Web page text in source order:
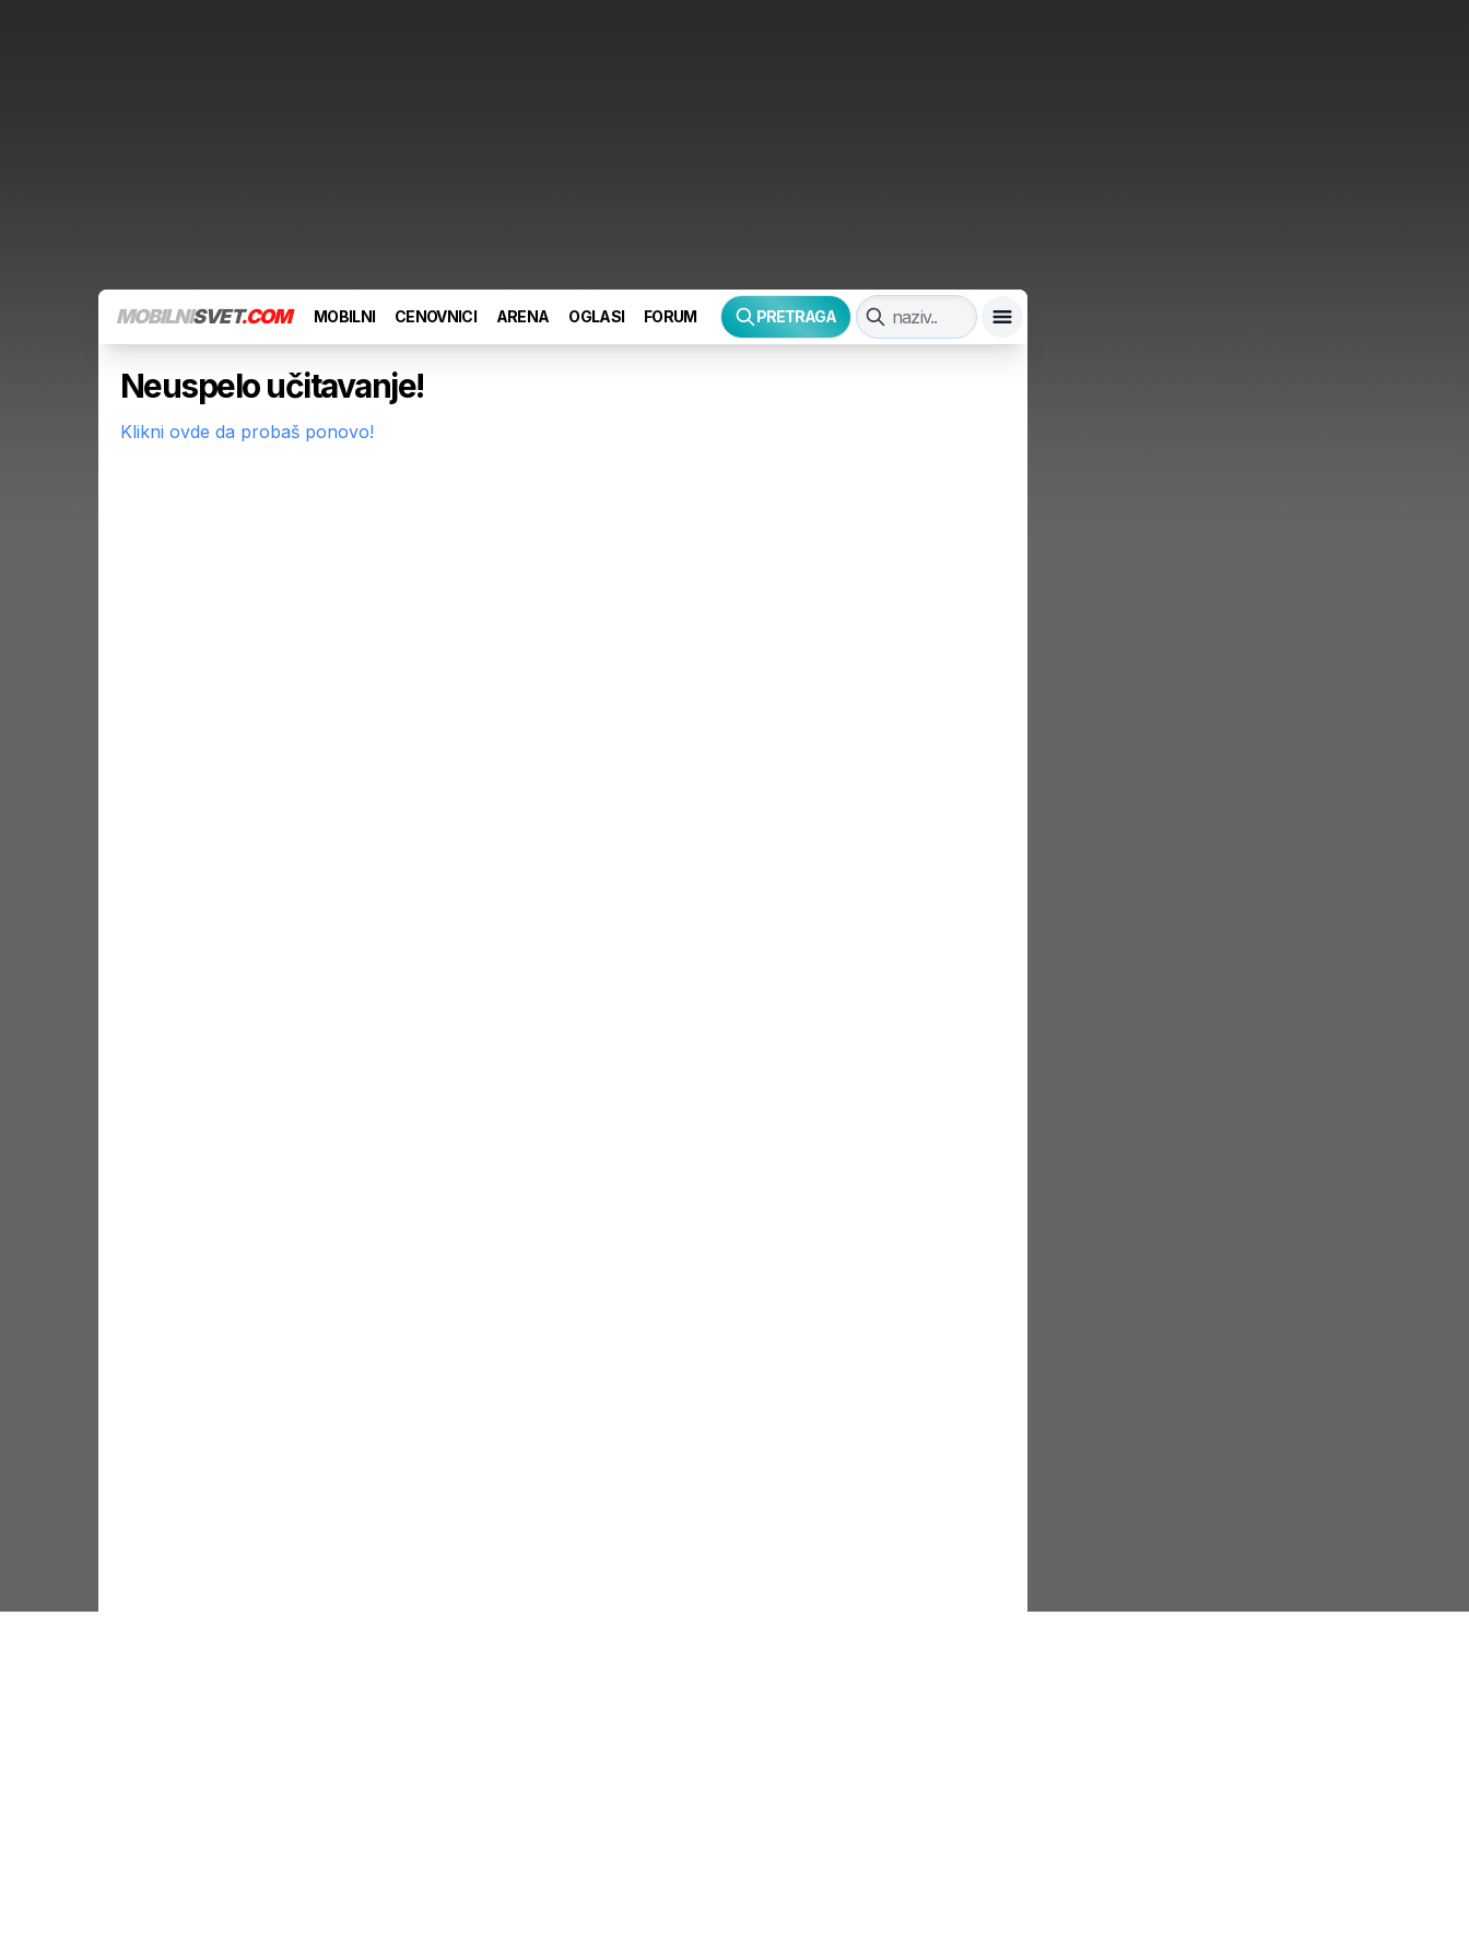
MOBILNISVET.COM MOBILNI CENOVNICI ARENA OGLASI FORUM PRETRAGA
Neuspelo učitavanje!
Klikni ovde da probaš ponovo!